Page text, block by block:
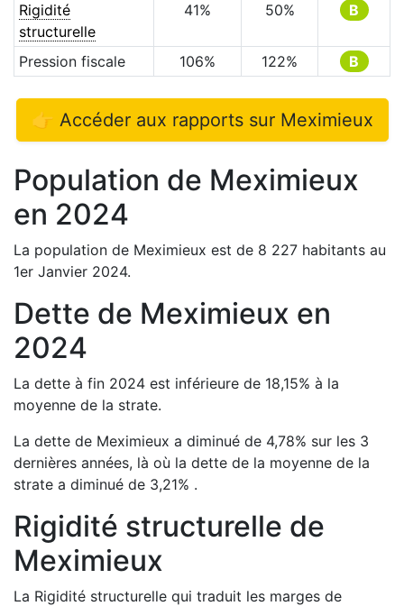
Rigidité
structurelle
41% 50% B
Pression fiscale 106% 122% B
👉 Accéder aux rapports sur Meximieux
Population de Meximieux
en 2024
La population de Meximieux est de 8 227 habitants au
1er Janvier 2024.
Dette de Meximieux en
2024
La dette à fin 2024 est inférieure de 18,15% à la
moyenne de la strate.
La dette de Meximieux a diminué de 4,78% sur les 3
dernières années, là où la dette de la moyenne de la
strate a diminué de 3,21% .
Rigidité structurelle de
Meximieux
La Rigidité structurelle qui traduit les marges de